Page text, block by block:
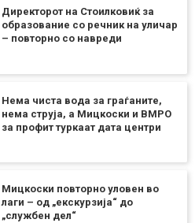
Директорот на Стоилковиќ за
образование со речник на уличар
– повторно со навреди
Нема чиста вода за граѓаните,
нема струја, а Мицкоски и ВМРО
за профит туркаат дата центри
Мицкоски повторно уловен во
лаги – од „екскурзија“ до
„службен дел“